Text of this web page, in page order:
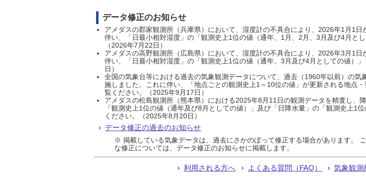
データ修正のお知らせ
アメダスの郡家観測所（兵庫県）において、湿度計の不具合により、2026年1月1
伴い、「日最小相対湿度」の「観測史上1位の値（通年、1月、2月、3月及び4月と
（2026年7月22日）
アメダスの高野観測所（広島県）において、湿度計の不具合により、2026年3月1
伴い、「日最小相対湿度」の「観測史上1位の値（通年、3月及び4月としての値）
日）
全国の気象台等における過去の気象観測データについて、過去（1960年以前）の
施しました。これに伴い、「地点ごとの観測史上1～10位の値」が更新される地点
覧ください。（2025年9月17日）
アメダスの松島観測所（熊本県）における2025年8月11日の観測データを精査し、
「観測史上1位の値（通年及び8月としての値）」及び「日降水量」の「観測史上1
ください。（2025年8月20日）
データ修正の過去のお知らせ
※ 掲載している気象データは、過去にさかのぼって修正する場合があります。
な修正については、データ修正のお知らせに掲載します。
利用される方へ よくある質問（FAQ） 気象観測